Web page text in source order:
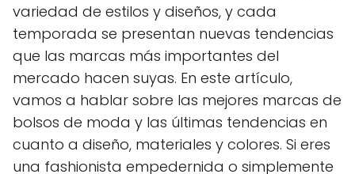
variedad de estilos y diseños, y cada
temporada se presentan nuevas tendencias
que las marcas más importantes del
mercado hacen suyas. En este artículo,
vamos a hablar sobre las mejores marcas de
bolsos de moda y las últimas tendencias en
cuanto a diseño, materiales y colores. Si eres
una fashionista empedernida o simplemente